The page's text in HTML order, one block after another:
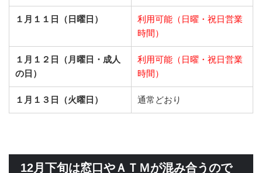
１月１１日（日曜日）
利用可能（日曜・祝日営業
時間）
１月１２日（月曜日・成人
の日）
利用可能（日曜・祝日営業
時間）
１月１３日（火曜日） 通常どおり
12月下旬は窓口やＡＴＭが混み合うので